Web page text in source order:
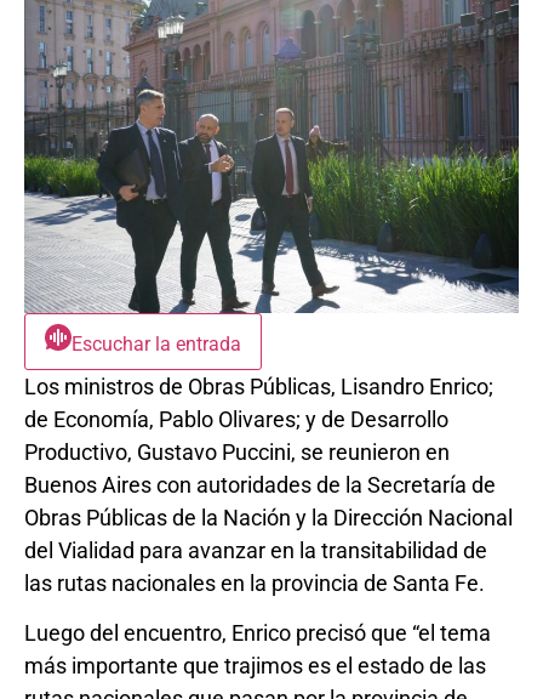
Escuchar la entrada
Los ministros de Obras Públicas, Lisandro Enrico;
de Economía, Pablo Olivares; y de Desarrollo
Productivo, Gustavo Puccini, se reunieron en
Buenos Aires con autoridades de la Secretaría de
Obras Públicas de la Nación y la Dirección Nacional
del Vialidad para avanzar en la transitabilidad de
las rutas nacionales en la provincia de Santa Fe.
Luego del encuentro, Enrico precisó que “el tema
más importante que trajimos es el estado de las